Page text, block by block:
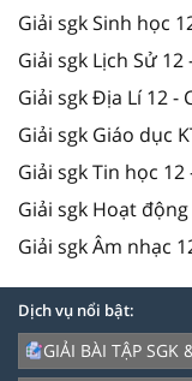
Giải sgk Sinh học
Giải sgk Lịch Sử 12
Giải sgk Địa Lí 12 -
Giải sgk Giáo dục
Giải sgk Tin học 12
Giải sgk Hoạt
Giải sgk Âm nhạc
Dịch vụ nổi bật:
GIẢI BÀI TẬP SGK